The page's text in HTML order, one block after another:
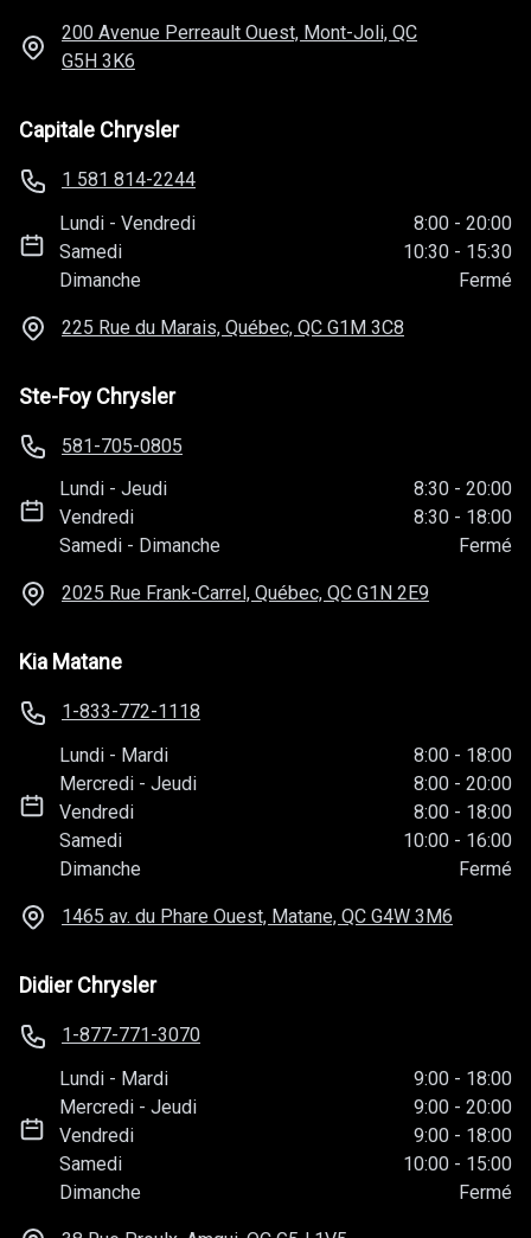
200 Avenue Perreault Ouest, Mont-Joli, QC
G5H 3K6
Capitale Chrysler
1 581 814-2244
Lundi -Vendredi 8:00 - 20:00
Samedi
10:30 - 15:30
Dimanche
Fermé
225 Rue du Marais, Québec, QC G1M 3C8
Ste-Foy Chrysler
581-705-0805
Lundi -Jeudi 8:30 - 20:00
Vendredi
8:30 - 18:00
Samedi - Dimanche Fermé
2025 Rue Frank-Carrel, Québec, QC G1N 2E9
Kia Matane
1-833-772-1118
Lundi - Mardi 8:00 - 18:00
Mercredi -Jeudi 8:00 - 20:00
Vendredi
8:00 - 18:00
Samedi
10:00 - 16:00
Dimanche
Fermé
1465 av. du Phare Ouest, Matane, QC G4W 3M6
Didier Chrysler
1-877-771-3070
Lundi - Mardi 9:00 - 18:00
Mercredi -Jeudi 9:00 - 20:00
Vendredi
9:00 - 18:00
Samedi
10:00 - 15:00
Dimanche
Fermé